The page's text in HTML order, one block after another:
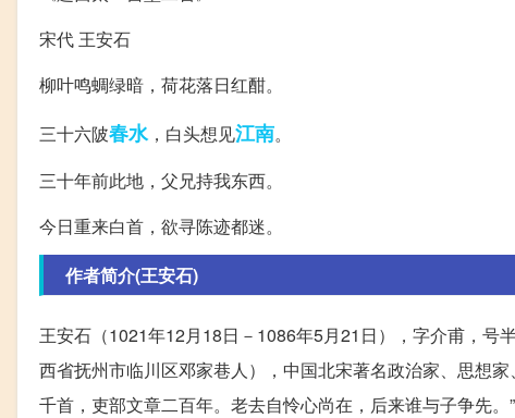
宋代 王安石
柳叶鸣蜩绿暗，荷花落日红酣。
三十六陂春水，白头想见江南。
三十年前此地，父兄持我东西。
今日重来白首，欲寻陈迹都迷。
作者简介(王安石)
王安石（1021年12月18日－1086年5月21日），字介甫，号
西省抚州市临川区邓家巷人），中国北宋著名政治家、思想
千首，吏部文章二百年。老去自怜心尚在，后来谁与子争先